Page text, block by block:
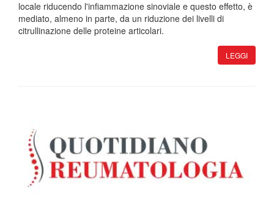
locale riducendo l'infiammazione sinoviale e questo effetto, è
mediato, almeno in parte, da un riduzione dei livelli di
citrullinazione delle proteine articolari.
LEGGI